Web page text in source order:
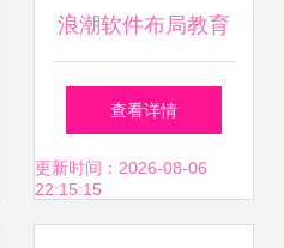
浪潮软件布局教育
赛道，成立科技公
司专注信息系统集
查看详情
更新时间：2026-08-06
22:15:15